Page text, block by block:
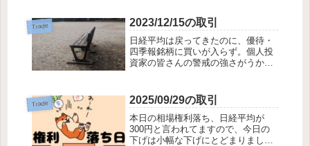
みたいで、300円くらい日経平均を
押し下げました。下げ日は買い日で
セオリー通り買...
Trade 2023/12/15の取引
日経平均は戻ってきたのに、優待・
四季報銘柄に買いが入らず。個人投
資家の皆さんの警戒の強さがうかが
になったら・・・・・はたまたお正
月になったら、良い相場が来ること
を信じて、総撤退...
Trade 2025/09/29の取引
本日の相場権利落ち、日経平均が
300円と言われてますので、今日の
下げは小幅な下げにとどまりまし